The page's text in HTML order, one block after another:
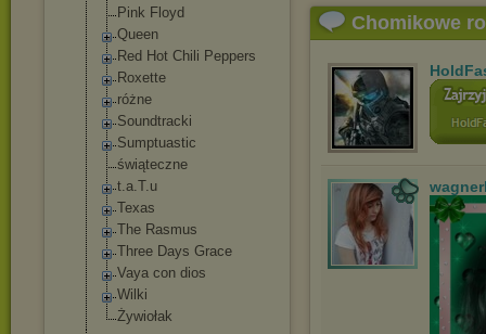
Pink Floyd
Queen
Red Hot Chili Peppers
Roxette
różne
Soundtracki
Sumptuastic
świąteczne
t.a.T.u
Texas
The Rasmus
Three Days Grace
Vaya con dios
Wilki
Żywiołak
Chomikowe